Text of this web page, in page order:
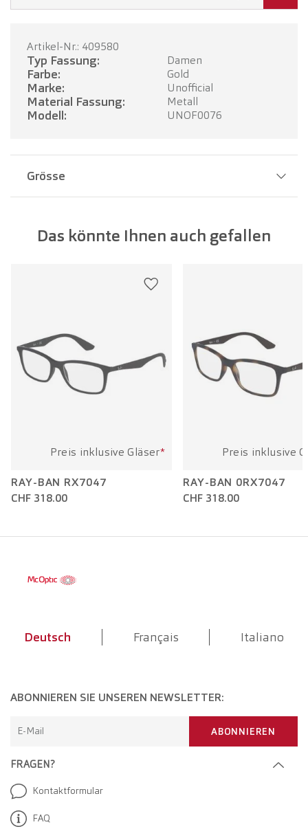
Artikel-Nr.: 409580
Typ Fassung: Damen
Farbe: Gold
Marke: Unofficial
Material Fassung: Metall
Modell: UNOF0076
Grösse
Glasbreite: 51 mm
Das könnte Ihnen auch gefallen
Preis inklusive Gläser*
RAY-BAN RX7047
CHF 318.00
Preis inklusive
RAY-BAN 0RX7047
CHF 318.00
Deutsch Français Italiano
FRAGEN?
Kontaktformular
FAQ
ABONNIEREN SIE UNSEREN NEWSLETTER:
E-Mail ABONNIEREN